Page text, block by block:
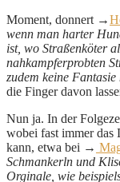
Moment, donnert →
wenn man harter
ist, wo Straßenköter
nahkampferprobten
zudem keine
die Finger davon
Nun ja. In der
wobei fast immer das
kann, etwa bei →
Schmankerln und
Orginale, wie